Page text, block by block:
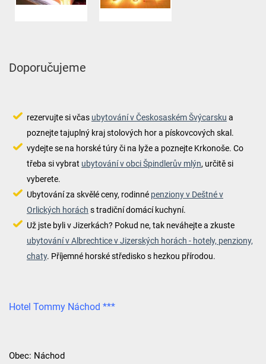
Doporučujeme
rezervujte si včas ubytování v Českosaském Švýcarsku a
poznejte tajuplný kraj stolových hor a pískovcových skal.
vydejte se na horské túry či na lyže a poznejte Krkonoše. Co
třeba si vybrat ubytování v obci Špindlerův mlýn, určitě si
vyberete.
Ubytování za skvělé ceny, rodinné penziony v Deštné v
Orlických horách s tradiční domácí kuchyní.
Už jste byli v Jizerkách? Pokud ne, tak neváhejte a zkuste
ubytování v Albrechtice v Jizerských horách - hotely, penziony,
chaty. Příjemné horské středisko s hezkou přírodou.
Hotel Tommy Náchod ***
Obec: Náchod